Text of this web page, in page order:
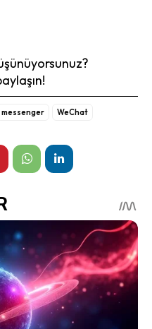
messenger
WeChat